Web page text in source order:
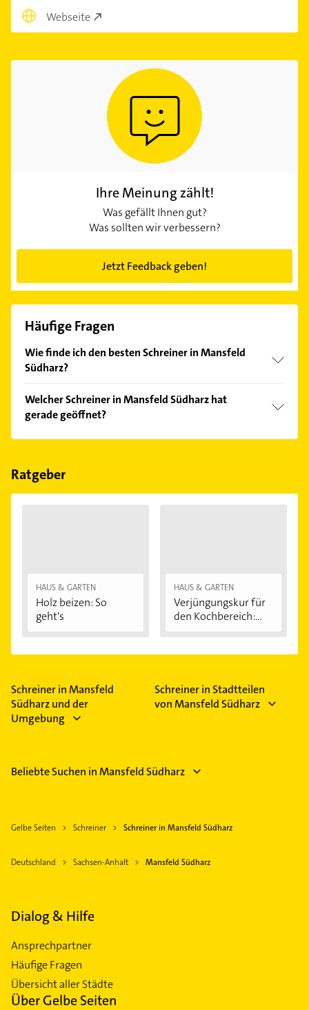
Webseite
Ihre Meinung zählt!
Was gefällt Ihnen gut?
Was sollten wir verbessern?
Jetzt Feedback geben!
Häufige Fragen
Wie finde ich den besten Schreiner in Mansfeld
Südharz?
Kundenmeinungen und profitieren Sie von den
Empfehlungen. Die Suchergebnisse können Sie sich
einfach nachBewertungensortiert anzeigen lassen.
Welcher Schreiner in Mansfeld Südharz hat
gerade geöffnet?
Im Anbieter-Bereich finden Sie alleÖffnungszeiten.
Feiertagen abweichen können.
Ratgeber
HAUS & GARTEN
Holz beizen: So
geht's
HAUS & GARTEN
Verjüngungskur für
den Kochbereich:...
Schreiner in Mansfeld
Südharz und der
Umgebung
Schreiner in Stadtteilen
von Mansfeld Südharz
Beliebte Suchen in Mansfeld Südharz
Gelbe Seiten Schreiner Schreiner in Mansfeld Südharz
Deutschland Sachsen-Anhalt Mansfeld Südharz
Dialog & Hilfe
Ansprechpartner
Häufige Fragen
Übersicht aller Städte
Über Gelbe Seiten